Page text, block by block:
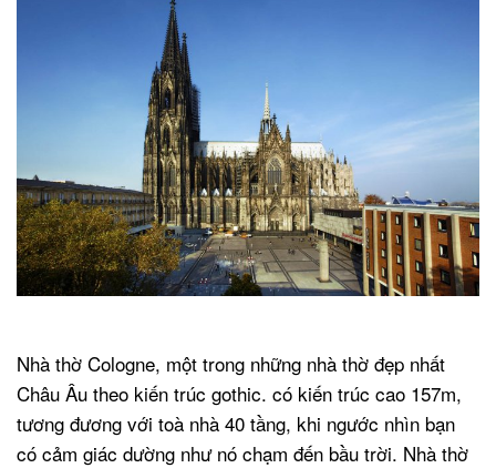
Nhà thờ Cologne, một trong những nhà thờ đẹp nhất
Châu Âu theo kiến trúc gothic. có kiến trúc cao 157m,
tương đương với toà nhà 40 tầng, khi ngước nhìn bạn
có cảm giác dường như nó chạm đến bầu trời. Nhà thờ